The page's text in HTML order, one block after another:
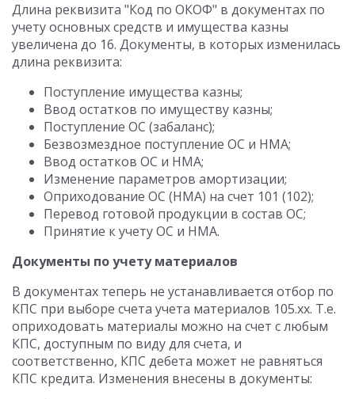
Длина реквизита "Код по ОКОФ" в документах по
учету основных средств и имущества казны
увеличена до 16. Документы, в которых изменилась
длина реквизита:
Поступление имущества казны;
Ввод остатков по имуществу казны;
Поступление ОС (забаланс);
Безвозмездное поступление ОС и НМА;
Ввод остатков ОС и НМА;
Изменение параметров амортизации;
Оприходование ОС (НМА) на счет 101 (102);
Перевод готовой продукции в состав ОС;
Принятие к учету ОС и НМА.
Документы по учету материалов
В документах теперь не устанавливается отбор по
КПС при выборе счета учета материалов 105.хх. Т.е.
оприходовать материалы можно на счет с любым
КПС, доступным по виду для счета, и
соответственно, КПС дебета может не равняться
КПС кредита. Изменения внесены в документы: